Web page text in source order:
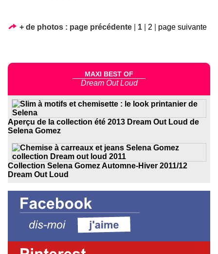
+ de photos : page précédente 1 2 page suivante
MAXI BEST OF
Dream Out Loud
Aperçu de la collection été 2013 Dream Out Loud de
Selena Gomez
Collection Selena Gomez Automne-Hiver 2011/12
Dream Out Loud